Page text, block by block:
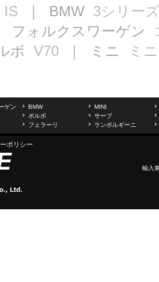
IS ｜ BMW 3シリー
フォルクスワーゲン
ボ V70 ｜ ミニ ミニ
ゲン BMW
MINI
ボルボ
サーブ
フェラーリ ランボルギーニ
ポリシー
輸入